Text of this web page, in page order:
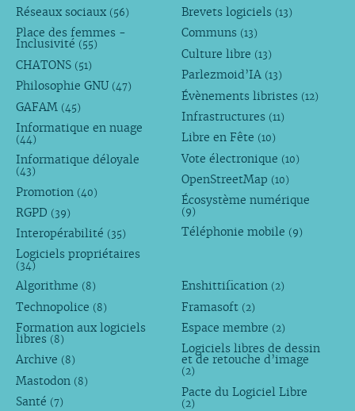
Réseaux sociaux (56)
Place des femmes -
Inclusivité (55)
CHATONS (51)
Philosophie GNU (47)
GAFAM (45)
Informatique en nuage
(44)
Informatique déloyale
(43)
Promotion (40)
RGPD (39)
Interopérabilité (35)
Logiciels propriétaires
(34)
Brevets logiciels (13)
Communs (13)
Culture libre (13)
Parlezmoid’IA (13)
Évènements libristes (12)
Infrastructures (11)
Libre en Fête (10)
Vote électronique (10)
OpenStreetMap (10)
Écosystème numérique
(9)
Téléphonie mobile (9)
Algorithme (8)
Technopolice (8)
Formation aux logiciels
libres (8)
Archive (8)
Mastodon (8)
Santé (7)
Enshittification (2)
Framasoft (2)
Espace membre (2)
Logiciels libres de dessin
et de retouche d’image
(2)
Pacte du Logiciel Libre
(2)